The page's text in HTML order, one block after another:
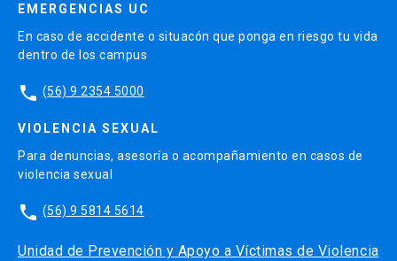
EMERGENCIAS UC
En caso de accidente o situacón que ponga en riesgo tu vida
dentro de los campus
phone (56) 9 2354 5000
VIOLENCIA SEXUAL
Para denuncias, asesoría o acompañamiento en casos de
violencia sexual
phone (56) 9 5814 5614
Unidad de Prevención y Apoyo a Víctimas de Violencia